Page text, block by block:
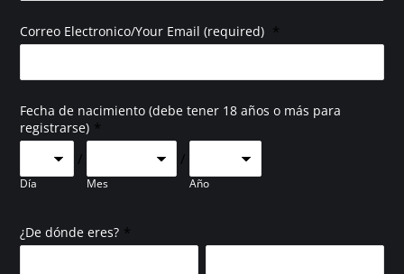
Correo Electronico/Your Email (required) *
Fecha de nacimiento (debe tener 18 años o más para
registrarse) *
Día
/
Mes
/
Año
¿De dónde eres? *